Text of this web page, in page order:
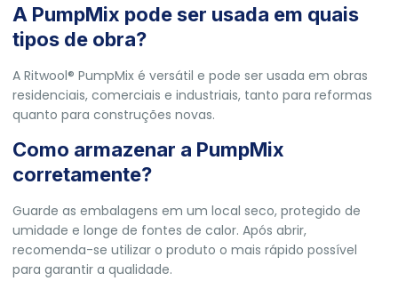
A PumpMix pode ser usada em quais
tipos de obra?
A Ritwool® PumpMix é versátil e pode ser usada em obras
residenciais, comerciais e industriais, tanto para reformas
quanto para construções novas.
Como armazenar a PumpMix
corretamente?
Guarde as embalagens em um local seco, protegido de
umidade e longe de fontes de calor. Após abrir,
recomenda-se utilizar o produto o mais rápido possível
para garantir a qualidade.